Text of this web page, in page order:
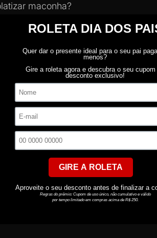
maconha?
todo o THC de uma verdinha
que preferem um gosto
e discreto.
— a solução para
Bom, existem adesivos,
uma fumacinha, concorda?
usar um
usar óleo medicinal para
de fumar. Aliás, algumas